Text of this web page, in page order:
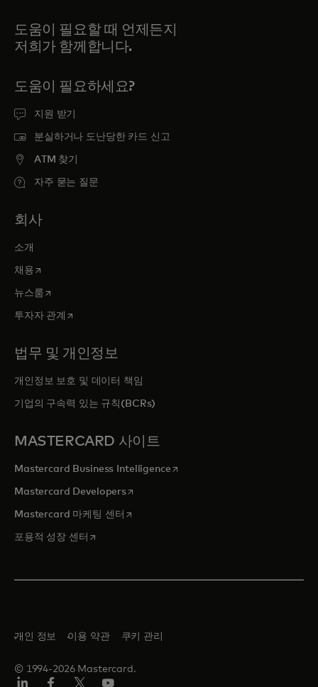
도움이 필요할 때 언제든지
저희가 함께합니다.
도움이 필요하세요?
지원 받기
분실하거나 도난당한 카드 신고
ATM 찾기
자주 묻는 질문
회사
소개
채용새 탭에서 열림
뉴스룸새 탭에서 열림
투자자 관계 새 탭에서 열림
법무 및 개인정보
개인정보 보호 및 데이터 책임
기업의 구속력 있는 규칙(BCRs)
MASTERCARD 사이트
Mastercard Business Intelligence새 탭에서 열림
Mastercard Developers새 탭에서 열림
Mastercard 마케팅 센터 새 탭에서 열림
포용적 성장 센터 새 탭에서 열림
© 1994-2026 Mastercard.
개인 정보 이용 약관 쿠키 관리